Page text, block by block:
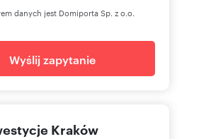
danych jest Domiporta Sp. z o.o.
Wyślij zapytanie
Kraków